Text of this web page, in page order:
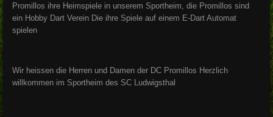
Promillos ihre Heimspiele in unserem Sportheim, die Promillos sind
ein Hobby Dart Verein Die ihre Spiele auf einem E-Dart Automat
spielen
Wir heissen die Herren und Damen der DC Promillos Herzlich
willkommen im Sportheim des SC Ludwigsthal